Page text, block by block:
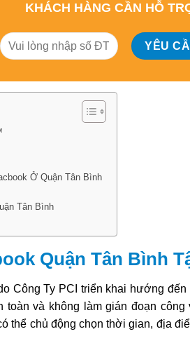
KHÁCH HÀNG CẦN HỖ
Ở Quận Tân Bình
Tân Bình
Quận Tân Bình
Công Ty PCI triển khai hướng đến
và không làm gián đoạn công
thể chủ động chọn thời gian, địa